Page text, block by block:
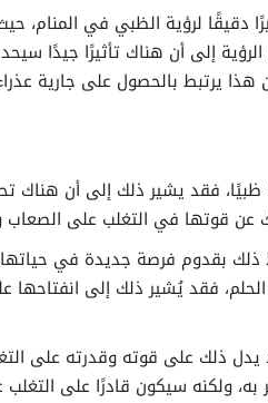
دقيقًا لرؤية الظبي في المنام،
إلى أن هناك تأثيرًا جيدًا
يرتبط بالحصول على جارية
ظبيًا، فقد يشير ذلك إلى أن هناك
عن قوتها في التغلب على الصعاب
ذلك بقدوم فرصة جديدة في
فقد يُشير ذلك إلى
ذلك على قوته وقدرته على
ولكنه سيكون قادرًا على التغلب